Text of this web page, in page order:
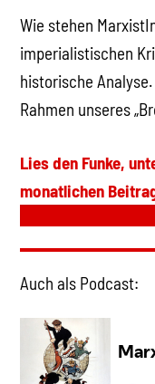
Wie stehen
imperialistischen
historische
Rahmen unseres
Lies den Funke,
monatlichen
Auch als Podcast: